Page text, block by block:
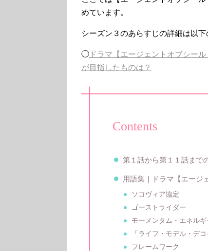
めています。
シーズン３のあらすじの詳細は以下
◯ ドラマ【エージェントオブシー
が目指したものは？
Contents
第１話から第１１話まで
用語集｜ドラマ【エージ
ソコヴィア協定
ゴーストライダー
モーメンタム・エネル
「ライフ・モデル・デ
フレームワーク